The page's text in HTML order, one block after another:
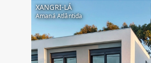
XANGRI-LÁ
Amaná Atlântida